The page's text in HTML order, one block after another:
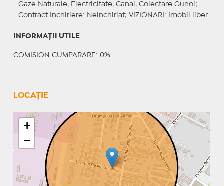
Gaze Naturale, Electricitate, Canal, Colectare Gunoi;
Contract Inchiriere: Neinchiriat; VIZIONARI : Imobil liber
INFORMAŢII UTILE
COMISION CUMPARARE: 0%
LOCAȚIE
+
−